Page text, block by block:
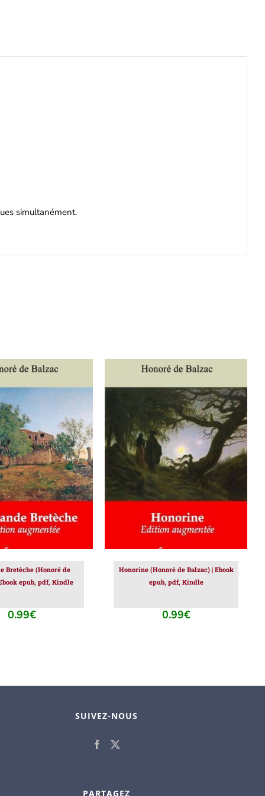
simultanément.
AU PANIER
/
DÉTAILS
Bretèche (Honoré de
epub, pdf, Kindle
0.99€
AJOUTER AU PANIER
DÉTAILS
Honorine (Honoré de Balzac) | Ebook
epub, pdf, Kindle
0.99€
SUIVEZ-NOUS
PARTAGEZ